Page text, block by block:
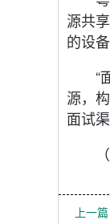
源共
的设
“
源，
面试
上一篇